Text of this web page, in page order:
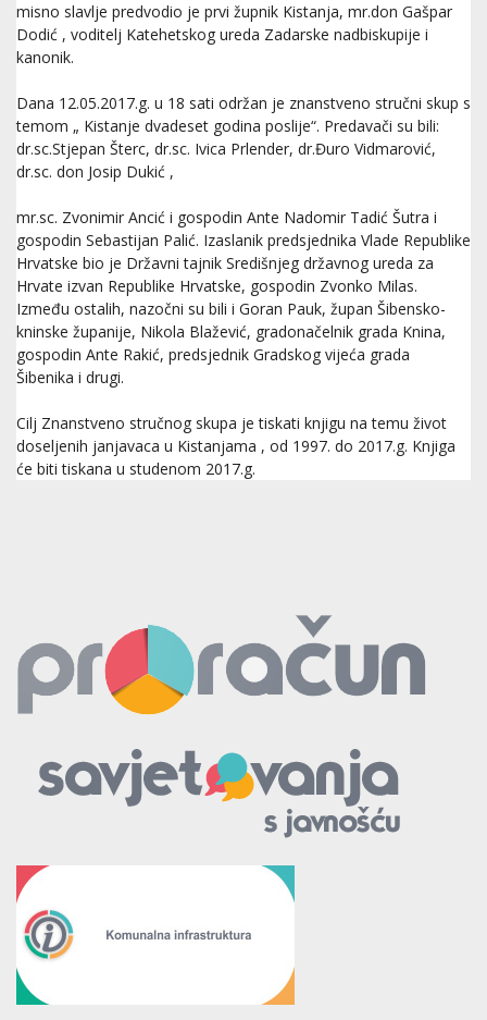
misno slavlje predvodio je prvi župnik Kistanja, mr.don Gašpar
Dodić , voditelj Katehetskog ureda Zadarske nadbiskupije i
kanonik.
Dana 12.05.2017.g. u 18 sati održan je znanstveno stručni skup s
temom „ Kistanje dvadeset godina poslije“. Predavači su bili:
dr.sc.Stjepan Šterc, dr.sc. Ivica Prlender, dr.Đuro Vidmarović,
dr.sc. don Josip Dukić ,
mr.sc. Zvonimir Ancić i gospodin Ante Nadomir Tadić Šutra i
gospodin Sebastijan Palić. Izaslanik predsjednika Vlade Republike
Hrvatske bio je Državni tajnik Središnjeg državnog ureda za
Hrvate izvan Republike Hrvatske, gospodin Zvonko Milas.
Između ostalih, nazočni su bili i Goran Pauk, župan Šibensko-
kninske županije, Nikola Blažević, gradonačelnik grada Knina,
gospodin Ante Rakić, predsjednik Gradskog vijeća grada
Šibenika i drugi.
Cilj Znanstveno stručnog skupa je tiskati knjigu na temu život
doseljenih janjavaca u Kistanjama , od 1997. do 2017.g. Knjiga
će biti tiskana u studenom 2017.g.